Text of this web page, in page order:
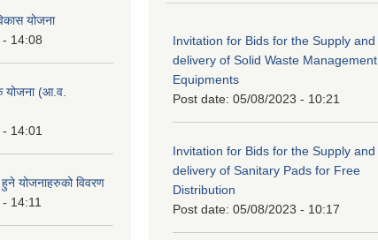
योजना
14:08
योजना (आ.व.
14:01
योजनाहरुको विवरण
14:11
Invitation for Bids for the Supply and
delivery of Solid Waste Management
Equipments
Post date: 05/08/2023 - 10:21
Invitation for Bids for the Supply and
delivery of Sanitary Pads for Free
Distribution
Post date: 05/08/2023 - 10:17